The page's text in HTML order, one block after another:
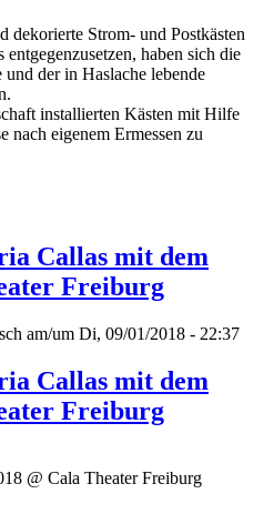
dekorierte Strom- und Postkästen
haben sich die
der in Haslache lebende
installierten Kästen mit Hilfe
nach eigenem Ermessen zu
Callas mit dem
Freiburg
am/um Di, 09/01/2018 - 22:37
Callas mit dem
Freiburg
@ Cala Theater Freiburg